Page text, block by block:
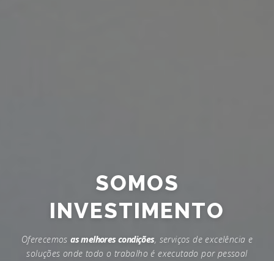
SOMOS
INVESTIMENTO
Oferecemosas melhores condições, serviços de excelência e
soluções onde todo o trabalho é executado por pessoal